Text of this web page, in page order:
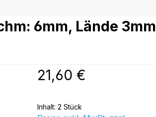
6mm, Lände 3mm
Regulärer Preis:
21,60 €
Inhalt: 2 Stück